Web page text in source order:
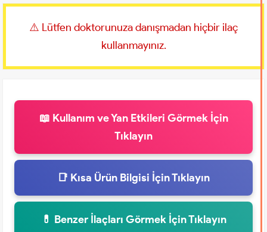
⚠️ Lütfen doktorunuza danışmadan hiçbir ilaç
kullanmayınız.
📖 Kullanım ve Yan Etkileri Görmek İçin
Tıklayın
📑 Kısa Ürün Bilgisi İçin Tıklayın
💊 Benzer İlaçları Görmek İçin Tıklayın